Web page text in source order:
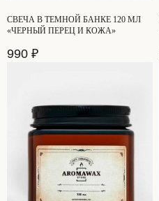
СВЕЧА В ТЕМНОЙ БАНКЕ 120 МЛ
«ЧЕРНЫЙ ПЕРЕЦ И КОЖА»
990 ₽
СТМ
КОНТАКТЫ И РЕКВИЗИТЫ
*Meta запрещенная организация в РФ
Договор оферты
Политика конфиденциальности
Разработка сайта